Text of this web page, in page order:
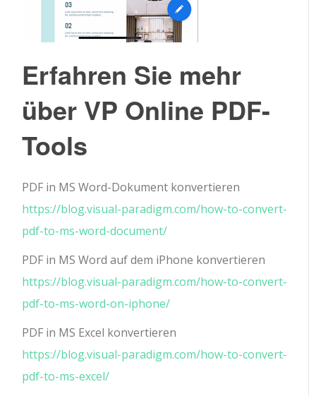
Erfahren Sie mehr
über VP Online PDF-
Tools
PDF in MS Word-Dokument konvertieren
https://blog.visual-paradigm.com/how-to-convert-
pdf-to-ms-word-document/
PDF in MS Word auf dem iPhone konvertieren
https://blog.visual-paradigm.com/how-to-convert-
pdf-to-ms-word-on-iphone/
PDF in MS Excel konvertieren
https://blog.visual-paradigm.com/how-to-convert-
pdf-to-ms-excel/